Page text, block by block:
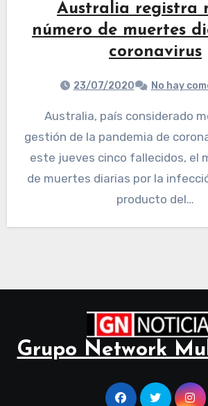
Australia registra
número de muertes
coronavirus
23/07/2020 No hay
Australia, país considerado modelo en la
gestión de la pandemia de
este jueves cinco fallecidos, el
de muertes diarias por la
producto del…
Grupo Network